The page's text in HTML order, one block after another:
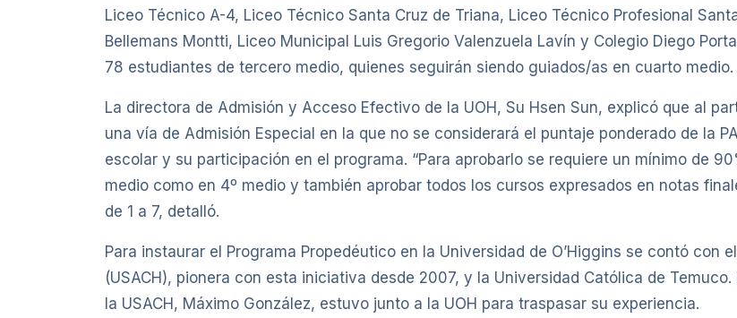
Liceo Técnico A-4, Liceo Técnico Santa Cruz de Triana, Liceo Técnico Profesional
Bellemans Montti, Liceo Municipal Luis Gregorio Valenzuela Lavín y Colegio Diego
78 estudiantes de tercero medio, quienes seguirán siendo guiados/as en cuarto medio.
La directora de Admisión y Acceso Efectivo de la UOH, Su Hsen Sun, explicó que al
una vía de Admisión Especial en la que no se considerará el puntaje ponderado de la
escolar y su participación en el programa. “Para aprobarlo se requiere un mínimo de
medio como en 4º medio y también aprobar todos los cursos expresados en notas
de 1 a 7, detalló.
Para instaurar el Programa Propedéutico en la Universidad de O’Higgins se contó con
(USACH), pionera con esta iniciativa desde 2007, y la Universidad Católica de
la USACH, Máximo González, estuvo junto a la UOH para traspasar su experiencia.